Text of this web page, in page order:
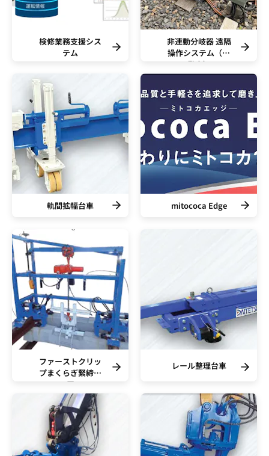
検修業務支援シス
テム
非連動分岐器 遠隔
操作システム（開
発中）
軌間拡幅台車 mitococa Edge
ファーストクリッ
プまくらぎ緊締装
置
レール整理台車